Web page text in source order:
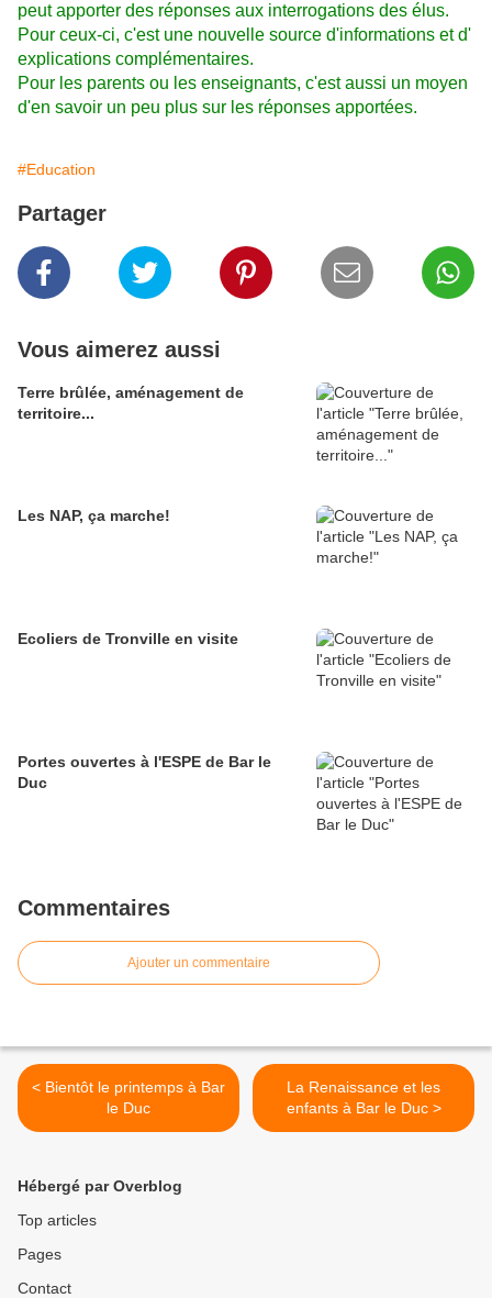
peut apporter des réponses aux interrogations des élus.
Pour ceux-ci, c'est une nouvelle source d'informations et d'
explications complémentaires.
Pour les parents ou les enseignants, c'est aussi un moyen
d'en savoir un peu plus sur les réponses apportées.
#Education
Partager
Vous aimerez aussi
Terre brûlée, aménagement de
territoire...
Les NAP, ça marche!
Ecoliers de Tronville en visite
Portes ouvertes à l'ESPE de Bar le
Duc
Commentaires
Ajouter un commentaire
< Bientôt le printemps à Bar
le Duc
La Renaissance et les
enfants à Bar le Duc >
Hébergé par Overblog
Top articles
Pages
Contact